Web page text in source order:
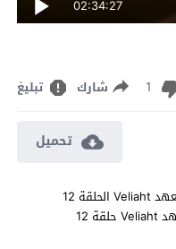
02:34:27
1 شارك تبليغ
تحميل
مشاهدة مسلسل ولي العهد الحلقة 12 مترجم للعربية اون لاين جودة عالية FULL HD مسلسل الدراما والعائلي ولي العهد Veliaht الحلقة 12
الثانية عشر كاملة تحميل مباشر سيرفرات متعددة بجودات عالية 1080p 720p 480p مشاهدة المسلسل التركي ولي العهد Veliaht حلقة 12